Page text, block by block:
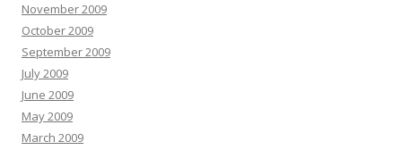
November 2009
October 2009
September 2009
July 2009
June 2009
May 2009
March 2009